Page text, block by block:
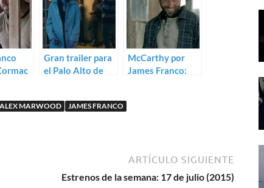
Gran trailer para
el Palo Alto de
McCarthy por
James Franco:
ALEX MARWOOD
JAMES FRANCO
ARTÍCULO SIGUIENTE
Estrenos de la semana: 17 de julio (2015)